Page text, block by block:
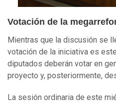
Votación de la
Mientras que la discusión se
votación de la iniciativa es
diputados deberán votar en
proyecto y, posteriormente,
La sesión ordinaria de este